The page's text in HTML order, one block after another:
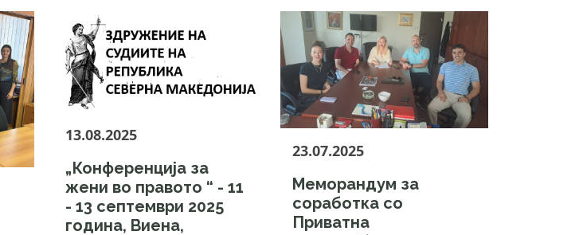
13.08.2025
„Конференција за
жени во правото “ - 11
- 13 септември 2025
година, Виена,
23.07.2025
Меморандум за
соработка со
Приватна